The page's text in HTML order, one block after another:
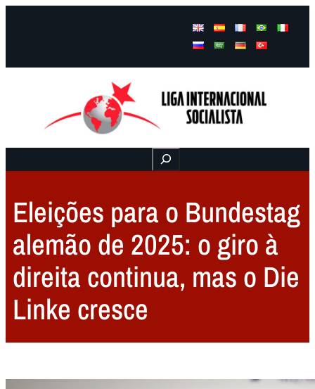
Buscar
Eleições para o Bundestag
alemão de 2025: o giro à
direita continua, mas o Die
Linke cresce